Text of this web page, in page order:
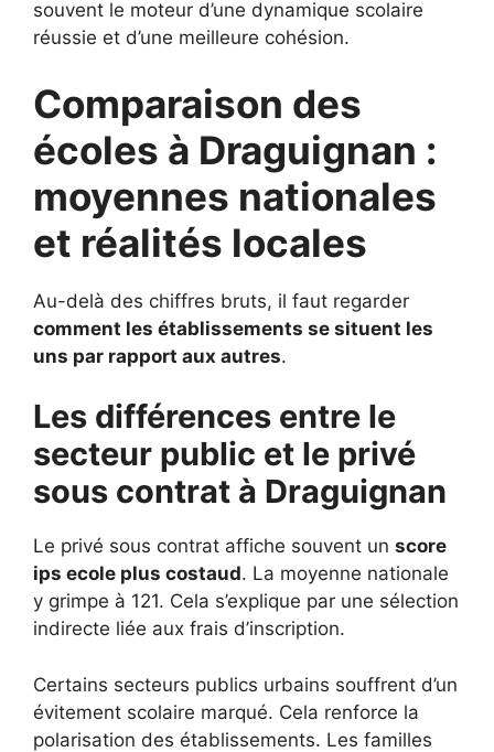
souvent le moteur d’une dynamique scolaire
réussie et d’une meilleure cohésion.
Comparaison des
écoles à Draguignan :
moyennes nationales
et réalités locales
Au-delà des chiffres bruts, il faut regarder
comment les établissements se situent les
uns par rapport aux autres.
Les différences entre le
secteur public et le privé
sous contrat à Draguignan
Le privé sous contrat affiche souvent un score
ips ecole plus costaud. La moyenne nationale
y grimpe à 121. Cela s’explique par une sélection
indirecte liée aux frais d’inscription.
Certains secteurs publics urbains souffrent d’un
évitement scolaire marqué. Cela renforce la
polarisation des établissements. Les familles